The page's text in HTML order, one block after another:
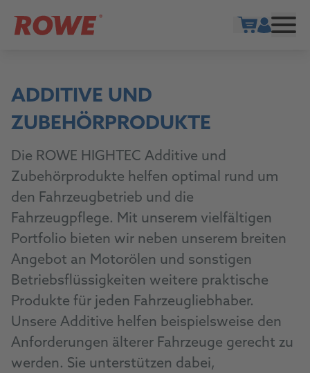
ADDITIVE UND
ZUBEHÖRPRODUKTE
Die ROWE HIGHTEC Additive und
Zubehörprodukte helfen optimal rund um
den Fahrzeugbetrieb und die
Fahrzeugpflege. Mit unserem vielfältigen
Portfolio bieten wir neben unserem breiten
Angebot an Motorölen und sonstigen
Betriebsflüssigkeiten weitere praktische
Produkte für jeden Fahrzeugliebhaber.
Unsere Additive helfen beispielsweise den
Anforderungen älterer Fahrzeuge gerecht zu
werden. Sie unterstützen dabei,